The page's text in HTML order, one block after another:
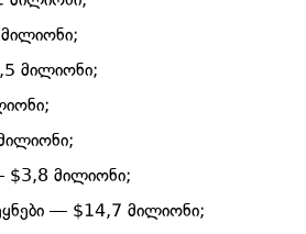
მილიონი;
$3,8 მილიონი;
— $14,7 მილიონი;